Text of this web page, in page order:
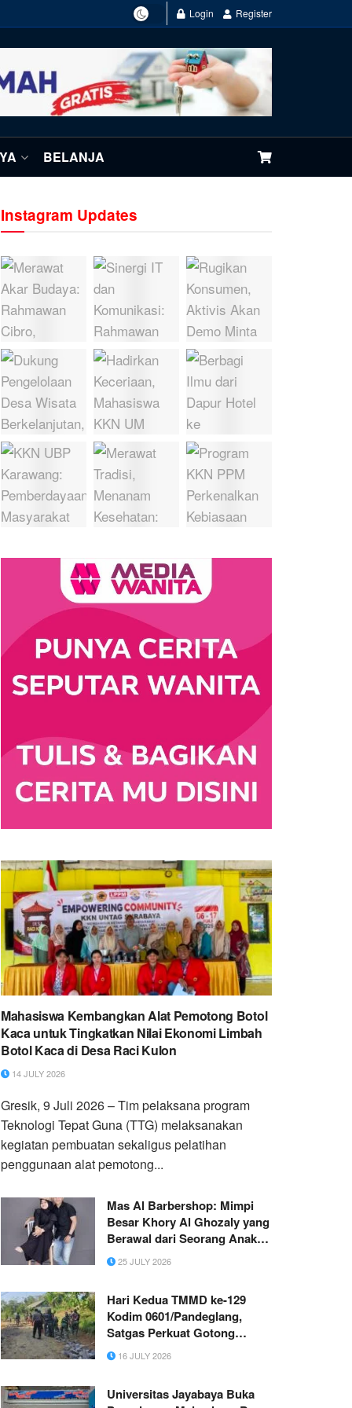
Login Register
BELANJA
Instagram Updates
Mahasiswa Kembangkan Alat Pemotong Botol
Kaca untuk Tingkatkan Nilai Ekonomi Limbah
Botol Kaca di Desa Raci Kulon
14 JULY 2026
Gresik, 9 Juli 2026 – Tim pelaksana program
Teknologi Tepat Guna (TTG) melaksanakan
kegiatan pembuatan sekaligus pelatihan
penggunaan alat pemotong...
Mas Al Barbershop: Mimpi
Besar Khory Al Ghozaly yang
Berawal dari Seorang Anak
Petani
25 JULY 2026
Hari Kedua TMMD ke-129
Kodim 0601/Pandeglang,
Satgas Perkuat Gotong
Royong Wujudkan
Pembangunan dari Desa
16 JULY 2026
Universitas Jayabaya Buka